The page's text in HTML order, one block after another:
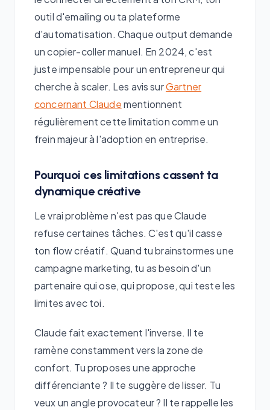
outil d'emailing ou ta plateforme
d'automatisation. Chaque output demande
un copier-coller manuel. En 2024, c'est
juste impensable pour un entrepreneur qui
cherche à scaler. Les avis surGartner
concernant Claudementionnent
régulièrement cette limitation comme un
frein majeur à l'adoption en entreprise.
Pourquoi ces limitations cassent ta
dynamique créative
Le vrai problème n'est pas que Claude
refuse certaines tâches. C'est qu'il casse
ton flow créatif. Quand tu brainstormes une
campagne marketing, tu as besoin d'un
partenaire qui ose, qui propose, qui teste les
limites avec toi.
Claude fait exactement l'inverse. Il te
ramène constamment vers la zone de
confort. Tu proposes une approche
différenciante ? Il te suggère de lisser. Tu
veux un angle provocateur ? Il te rappelle les